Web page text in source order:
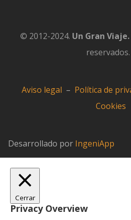
© 2012-2024. Un Gran Viaje.
Aviso legal – Política de
Cookies
Desarrollado por IngeniApp
Cerrar
Privacy Overview